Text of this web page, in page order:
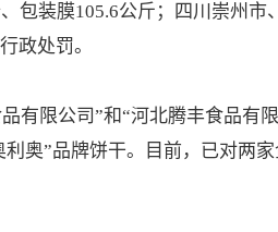
包装膜105.6公斤；四川崇州市
政处罚。
限公司”和“河北腾丰食品有
奥”品牌饼干。目前，已对两